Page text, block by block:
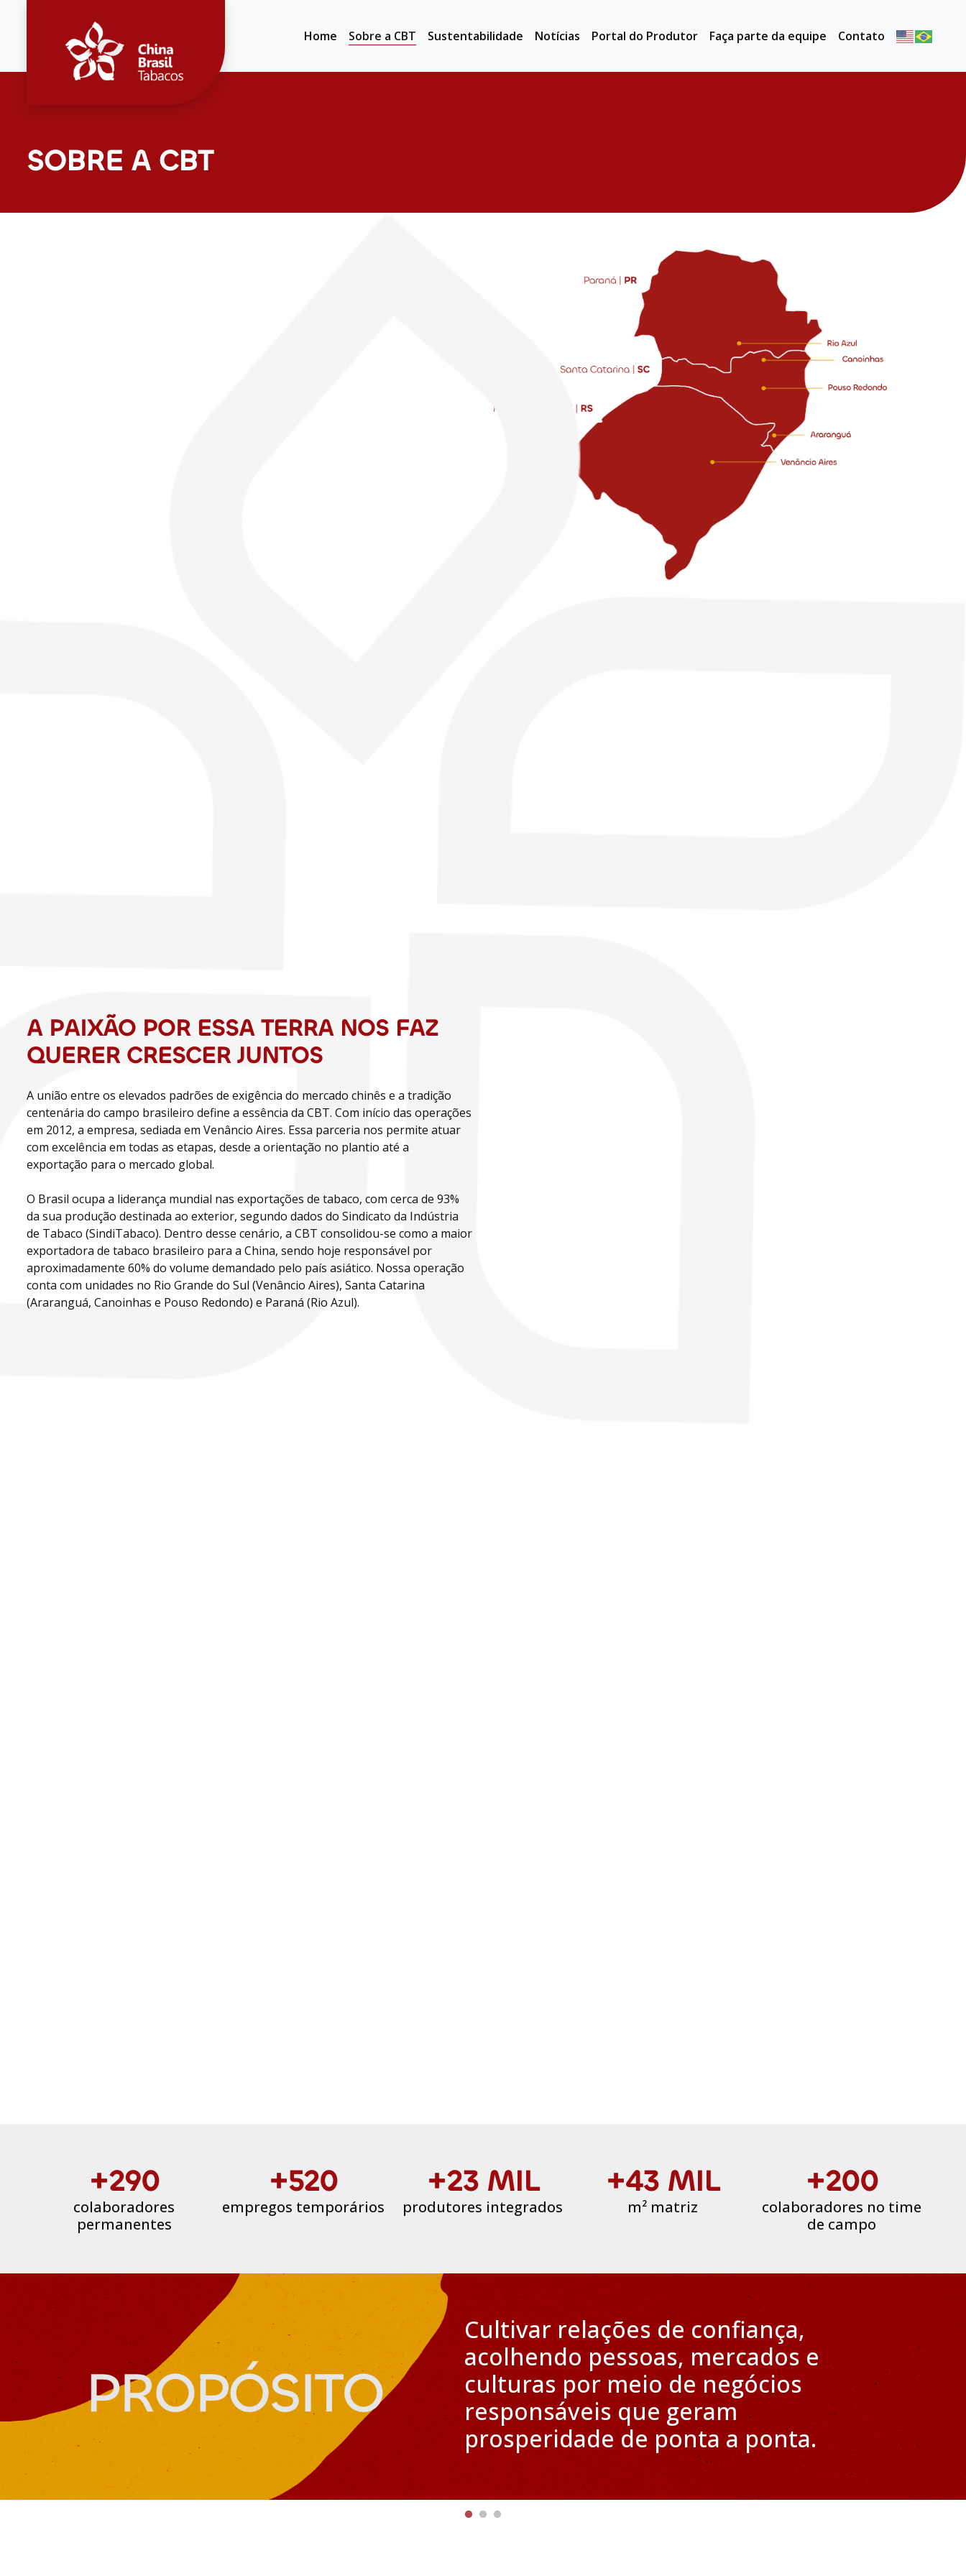
Home Sobre a CBT Sustentabilidade Notícias Portal do Produtor Faça parte da equipe Contato
SOBRE A CBT
A PAIXÃO POR ESSA TERRA NOS FAZ
QUERER CRESCER JUNTOS
A união entre os elevados padrões de exigência do mercado chinês e a tradição
centenária do campo brasileiro define a essência da CBT. Com início das operações
em 2012, a empresa, sediada em Venâncio Aires. Essa parceria nos permite atuar
com excelência em todas as etapas, desde a orientação no plantio até a
exportação para o mercado global.
O Brasil ocupa a liderança mundial nas exportações de tabaco, com cerca de 93%
da sua produção destinada ao exterior, segundo dados do Sindicato da Indústria
de Tabaco (SindiTabaco). Dentro desse cenário, a CBT consolidou-se como a maior
exportadora de tabaco brasileiro para a China, sendo hoje responsável por
aproximadamente 60% do volume demandado pelo país asiático. Nossa operação
conta com unidades no Rio Grande do Sul (Venâncio Aires), Santa Catarina
(Araranguá, Canoinhas e Pouso Redondo) e Paraná (Rio Azul).
+290
colaboradores
permanentes
+520
empregos temporários
+23 MIL
produtores integrados
+43 MIL
m² matriz
+200
colaboradores no time
de campo
Cultivar relações de confiança,
acolhendo pessoas, mercados e
culturas por meio de negócios
responsáveis que geram
prosperidade de ponta a ponta.